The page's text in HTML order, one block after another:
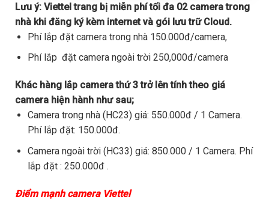
Lưu ý: Viettel trang bị miễn phí tối đa 02 camera trong
nhà khi đăng ký kèm internet và gói lưu trữ Cloud.
Phí lắp đặt camera trong nhà 150.000đ/camera,
Phí lắp đặt camera ngoài trời 250,000đ/camera
Khác hàng lắp camera thứ 3 trở lên tính theo giá
camera hiện hành như sau;
Camera trong nhà (HC23) giá: 550.000đ / 1 Camera.
Phí lắp đặt: 150.000đ.
Camera ngoài trời (HC33) giá: 850.000 / 1 Camera. Phí
lắp đặt : 250.000đ .
Điểm mạnh camera Viettel